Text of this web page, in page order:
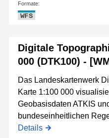
Formate:
WFS
Digitale
000 (DTK100) -
Das Landeskartenwerk
Karte 1:100 000
Geobasisdaten ATKIS
bundeseinheitlichen
Details